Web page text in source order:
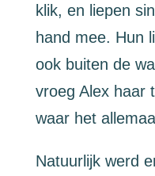
klik, en liepen
hand mee. Hun
ook buiten de
vroeg Alex haar
waar het
Natuurlijk werd